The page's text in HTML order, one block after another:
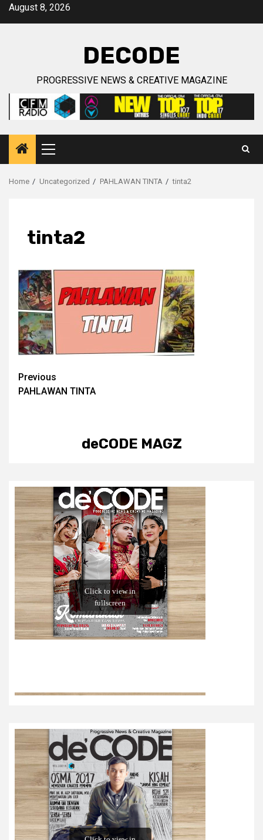
SkipAugust 8, 2026
DECODE
PROGRESSIVE NEWS & CREATIVE MAGAZINE
Primary
Menu
Home Uncategorized PAHLAWAN TINTA tinta2
tinta2
Post
navigation
Previous
PAHLAWAN TINTA
deCODE MAGZ